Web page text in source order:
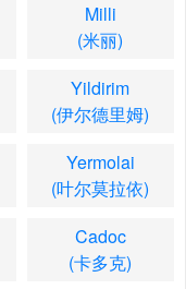
Milli
(米丽)
Yildirim
(伊尔德里姆)
Yermolai
(叶尔莫拉依)
Cadoc
(卡多克)